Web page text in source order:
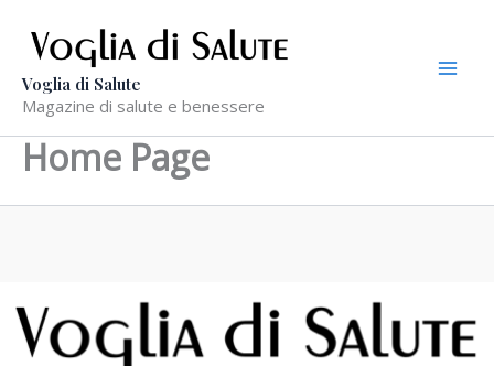
contenuto
Voglia di Salute
Magazine di salute e benessere
Home Page